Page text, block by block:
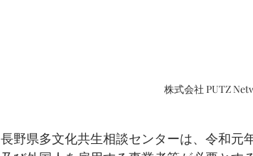
株式会社 PUTZ
長野県多文化共生相談センターは、令和元